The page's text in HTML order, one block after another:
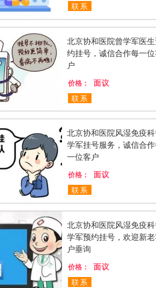
联系
北京协和医院曾学军医
约挂号，诚信合作每一
户
价格：
面议
联系
北京协和医院风湿免疫
学军挂号服务，诚信合
一位客户
价格：
面议
联系
北京协和医院风湿免疫
学军预约挂号，欢迎新
户垂询
价格：
面议
联系